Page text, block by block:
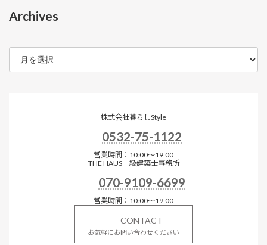
Archives
ア
カ
株式会社暮らしStyle
0532-75-1122
営業時間：10:00～19:00
THE HAUS一級建築士事務所
070-9109-6699
営業時間：10:00～19:00
CONTACT
お気軽にお問い合わせください